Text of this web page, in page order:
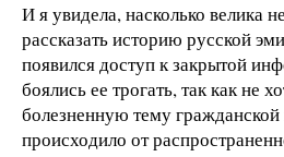
И я увидела, насколько велика
рассказать историю русской
появился доступ к закрытой
боялись ее трогать, так как не
болезненную тему
происходило от